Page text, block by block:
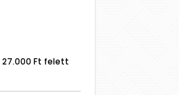
27.000 Ft felett